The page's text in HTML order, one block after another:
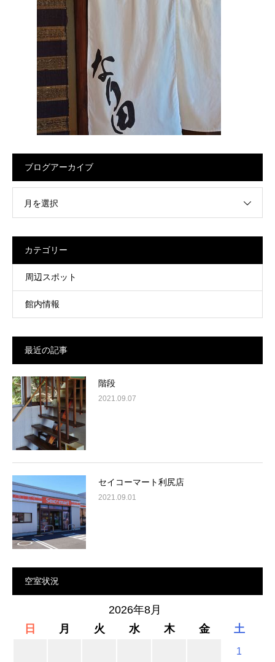
ブログアーカイブ
月を選択
カテゴリー
周辺スポット
館内情報
最近の記事
階段
2021.09.07
セイコーマート利尻店
2021.09.01
空室状況
2026年8月
日
月 火 水 木 金 土
1